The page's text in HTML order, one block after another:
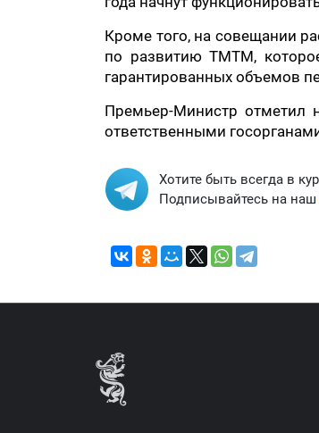
Кроме того, на совещании
по развитию ТМТМ,
гарантированных объемов
Премьер-Министр отметил
ответственными
Хотите быть всегда в
Подписывайтесь на наш